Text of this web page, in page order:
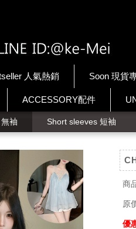
人氣熱銷 Soon 現貨
ACCESSORY配件
袖 Short sleeves 短袖
商
原
優